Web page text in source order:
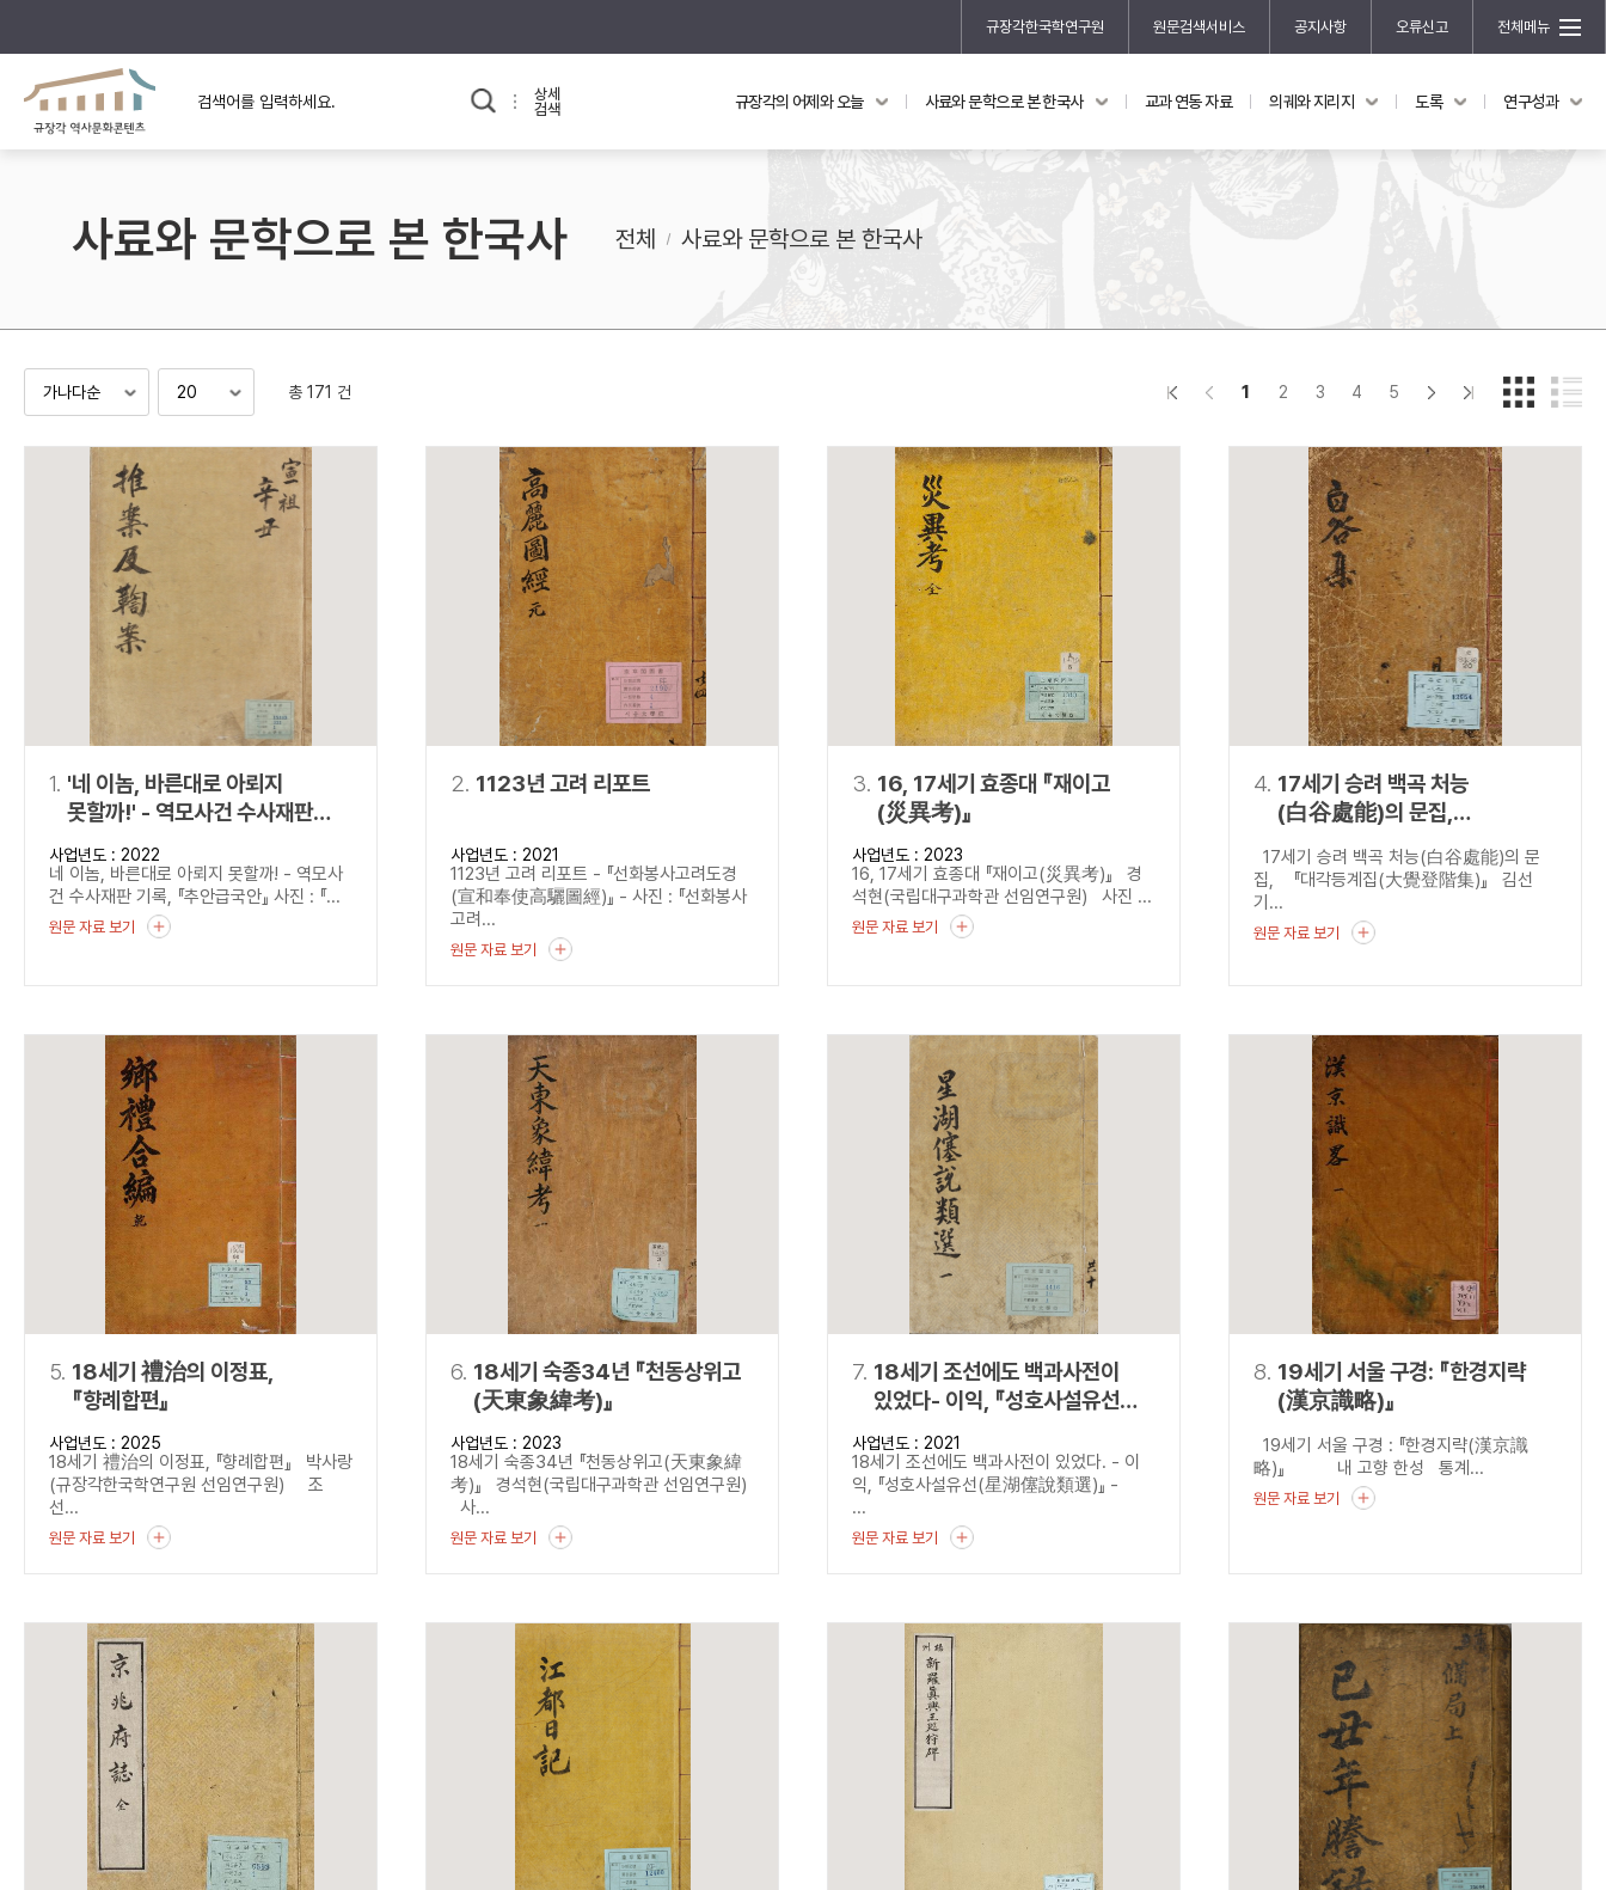
규장각한국학연구원 원문검색서비스 공지사항 오류신고 전체메뉴
규장각의 어제와 오늘
규장각 소개영상
사료와 문학으로 본
고대
고려
조선 후기
교과 연동 자료 의궤와 지리지
지리지 이야기
도록 연구성과
신진학자 초청 연구교류 사업
규장각-산기 연구비 지원 사업
기획연구
홍재 한국학 펠로십 프로그램
상세
검색
검색 연산자 사용안내
설명
정조 AND 정약용
“정조”와 “정약용”이 동시에 포함된 자료를 검
정조 OR 정약용 “정조” 또는 “정약용”이 포함된 자료를 검색
정조 NOT 정약용
“정조”가 나온 후 “정약용”이 나오지 않는 자
규장각의 어제와 오늘 사료와 문학으로 본 한국사 교과 연동 자료 의궤와 지리지 도록 연구성과
사료와 문학으로 본 한국사 전체 사료와 문학으로 본 한국사
총 171 건 1 2 3 4 5
1. '네 이놈, 바른대로 아뢰지
못할까!' - 역모사건 수사재판
기록, 『추안급국안』
사업년도 : 2022
네 이놈, 바른대로 아뢰지 못할까! - 역모사
건 수사재판 기록, 『추안급국안』 사진 : 『...
원문 자료 보기
2. 1123년 고려 리포트
사업년도 : 2021
1123년 고려 리포트 - 『선화봉사고려도경
(宣和奉使高驪圖經)』 - 사진 : 『선화봉사
고려...
원문 자료 보기
3. 16, 17세기 효종대 『재이고
(災異考)』
사업년도 : 2023
16, 17세기 효종대 『재이고(災異考)』 경
석현(국립대구과학관 선임연구원) 사진 ...
원문 자료 보기
4. 17세기 승려 백곡 처능
(白谷處能)의 문집,
17세기 승려 백곡 처능(白谷處能)의 문
집, 『대각등계집(大覺登階集)』 김선
기...
원문 자료 보기
5. 18세기 禮治의 이정표,
『향례합편』
사업년도 : 2025
18세기 禮治의 이정표, 『향례합편』 박사랑
(규장각한국학연구원 선임연구원) 조
선...
원문 자료 보기
6. 18세기 숙종34년 『천동상위고
(天東象緯考)』
사업년도 : 2023
18세기 숙종34년 『천동상위고(天東象緯
考)』 경석현(국립대구과학관 선임연구원)
사...
원문 자료 보기
7. 18세기 조선에도 백과사전이
있었다- 이익, 『성호사설유선
(星湖僿說類選)』 -
사업년도 : 2021
18세기 조선에도 백과사전이 있었다. - 이
익, 『성호사설유선(星湖僿說類選)』 -
...
원문 자료 보기
8. 19세기 서울 구경: 『한경지략
(漢京識略)』
19세기 서울 구경 : 『한경지략(漢京識
略)』 내 고향 한성 통계...
원문 자료 보기